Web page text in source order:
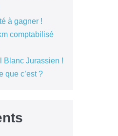
à gagner !
comptabilisé
Blanc Jurassien !
que c’est ?